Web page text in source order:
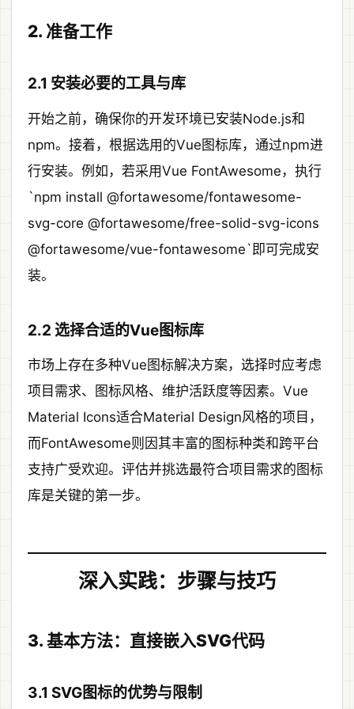
2. 准备工作
2.1 安装必要的工具与库
开始之前，确保你的开发环境已安装Node.js和
npm。接着，根据选用的Vue图标库，通过npm进
行安装。例如，若采用Vue FontAwesome，执行
`npm install @fortawesome/fontawesome-
svg-core @fortawesome/free-solid-svg-icons
@fortawesome/vue-fontawesome`即可完成安
装。
2.2 选择合适的Vue图标库
市场上存在多种Vue图标解决方案，选择时应考虑
项目需求、图标风格、维护活跃度等因素。Vue
Material Icons适合Material Design风格的项目，
而FontAwesome则因其丰富的图标种类和跨平台
支持广受欢迎。评估并挑选最符合项目需求的图标
库是关键的第一步。
深入实践：步骤与技巧
3. 基本方法：直接嵌入SVG代码
3.1 SVG图标的优势与限制